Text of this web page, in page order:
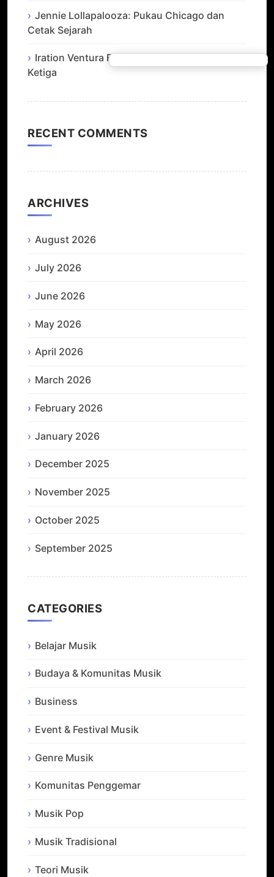
Jennie Lollapalooza: Pukau Chicago dan
Cetak Sejarah
Iration Ventura Fair: Band Tampil di Malam
Ketiga
RECENT COMMENTS
ARCHIVES
August 2026
July 2026
June 2026
May 2026
April 2026
March 2026
February 2026
January 2026
December 2025
November 2025
October 2025
September 2025
CATEGORIES
Belajar Musik
Budaya & Komunitas Musik
Business
Event & Festival Musik
Genre Musik
Komunitas Penggemar
Musik Pop
Musik Tradisional
Teori Musik